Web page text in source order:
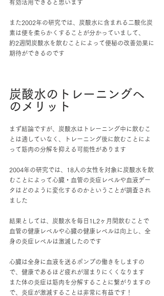
有効活用できると思います
また2002年の研究では、炭酸水に含まれる二酸化炭
素は便を柔らかくすることが分かっていまして、
約2週間炭酸水を飲むことによって便秘の改善効果に
期待ができるのです
炭酸水のトレーニングへ
のメリット
まず結論ですが、炭酸水はトレーニング中に飲むこ
とは適していなく、トレーニング後に飲むことによ
って筋肉の分解を抑える可能性があります
2004年の研究では、18人の女性を対象に炭酸水を飲
むことによって心臓・血管の炎症レベルや血液デー
タはどのように変化するのかということが調査され
ました
結果としては、炭酸水を毎日1L2ヶ月間飲むことで
血管の健康レベルや心臓の健康レベルは向上し、全
身の炎症レベルは激減したのです
心臓は全身に血液を送るポンプの働きをしますの
で、健康であるほど疲れが溜まりにくくなります
また体の炎症は筋肉を分解することに繋がりますの
で、炎症が激減することは非常に有益です！